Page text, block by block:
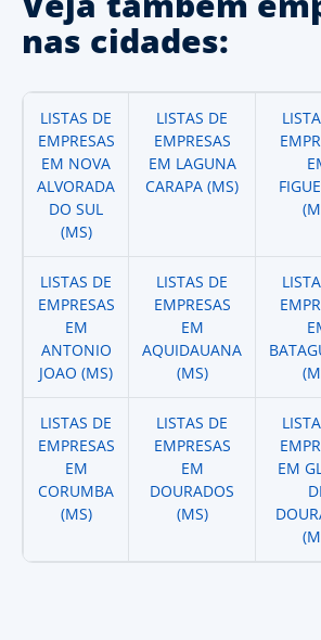
nas cidades:
LISTAS DE
EMPRESAS
EM NOVA
ALVORADA
DO SUL
(MS)
LISTAS DE
EMPRESAS
EM LAGUNA
CARAPA (MS)
LISTAS DE
EMPRESAS
EM
ANTONIO
JOAO (MS)
LISTAS DE
EMPRESAS
EM
AQUIDAUANA
(MS)
LISTAS DE
EMPRESAS
EM
CORUMBA
(MS)
LISTAS DE
EMPRESAS
EM
DOURADOS
(MS)
EM